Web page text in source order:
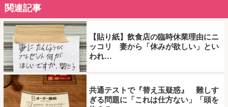
関連記事
【貼り紙】飲食店の臨時休業理由にニ
ッコリ 妻から「休みが欲しい」とい
われ…
共通テストで『替え玉疑惑』 難しす
ぎる問題に「これは仕方ない」「頭を